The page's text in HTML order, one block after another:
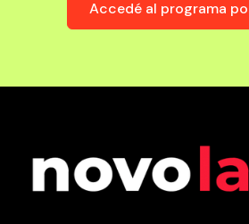
Accedé al programa